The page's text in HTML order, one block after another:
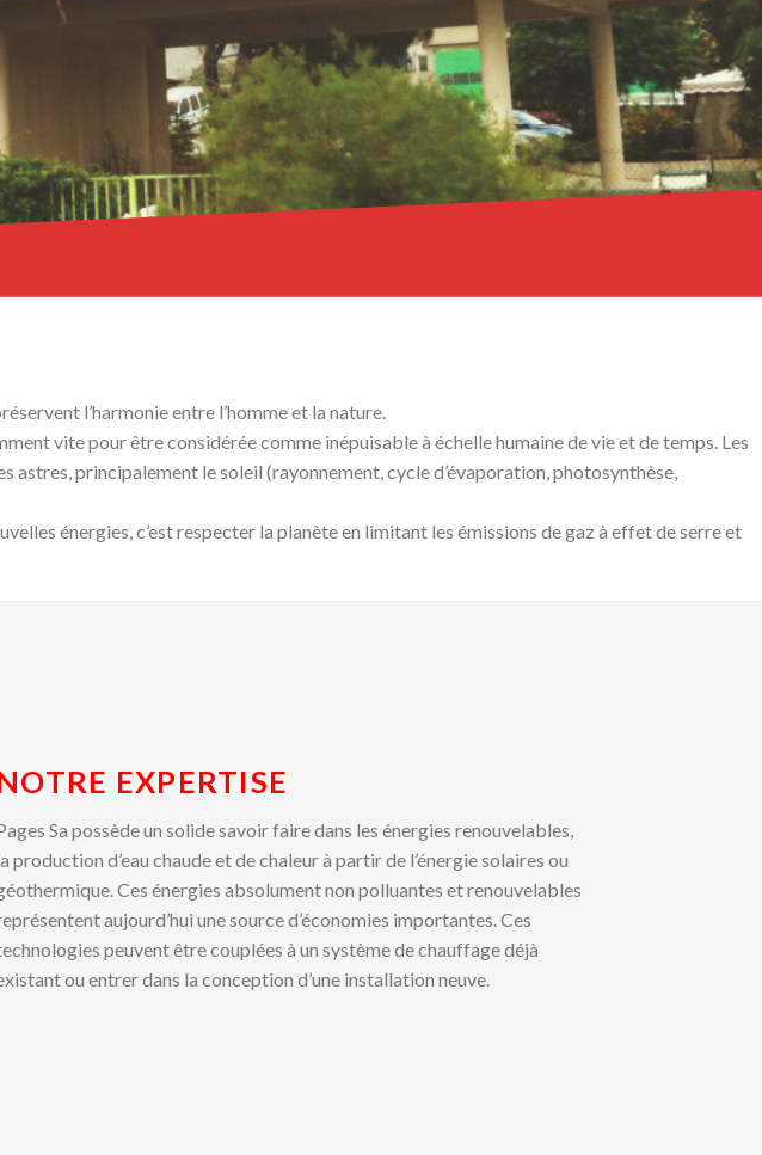
l’harmonie entre l’homme et la nature.
vite pour être considérée comme inépuisable à échelle humaine de vie et de temps. Les
astres, principalement le soleil (rayonnement, cycle d’évaporation, photosynthèse,
énergies, c’est respecter la planète en limitant les émissions de gaz à effet de serre et
EXPERTISE
Sa possède un solide savoir faire dans les énergies renouvelables,
production d’eau chaude et de chaleur à partir de l’énergie solaires ou
Ces énergies absolument non polluantes et renouvelables
aujourd’hui une source d’économies importantes. Ces
peuvent être couplées à un système de chauffage déjà
ou entrer dans la conception d’une installation neuve.